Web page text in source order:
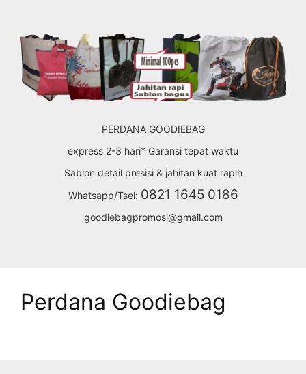
content
PERDANA GOODIEBAG
express 2-3 hari* Garansi tepat waktu
Sablon detail presisi & jahitan kuat rapih
Whatsapp/Tsel: 0821 1645 0186
goodiebagpromosi@gmail.com
Perdana Goodiebag